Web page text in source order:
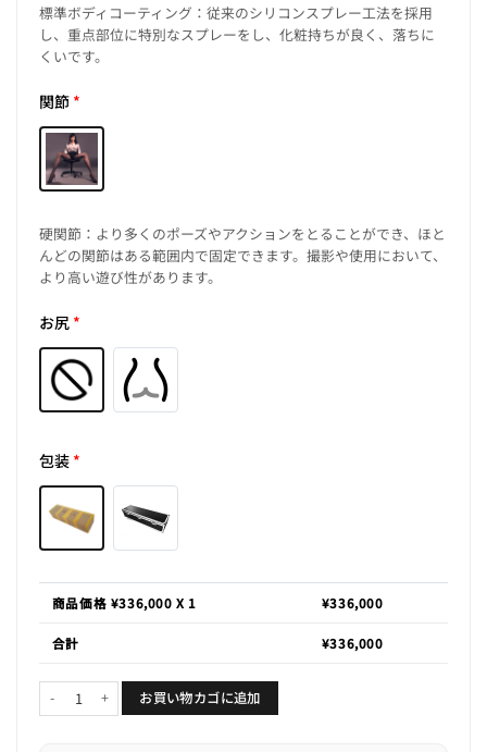
標準ボディコーティング：従来のシリコンスプレー工法を採用
し、重点部位に特別なスプレーをし、化粧持ちが良く、落ちに
くいです。
関節*
硬関節：より多くのポーズやアクションをとることができ、ほと
んどの関節はある範囲内で固定できます。撮影や使用において、
より高い遊び性があります。
お尻*
包装*
商品価格 ¥336,000 X 1 ¥336,000
合計 ¥336,000
花琳「164-SEVO」個お買い物カゴに追加